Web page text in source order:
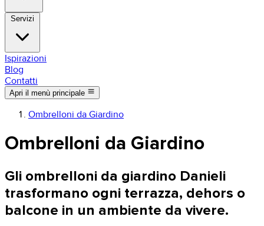
Servizi
Ispirazioni
Blog
Contatti
Apri il menù principale menu
Ombrelloni da Giardino
Ombrelloni da Giardino
Gli ombrelloni da giardino Danieli
trasformano ogni terrazza, dehors o
balcone in un ambiente da vivere.